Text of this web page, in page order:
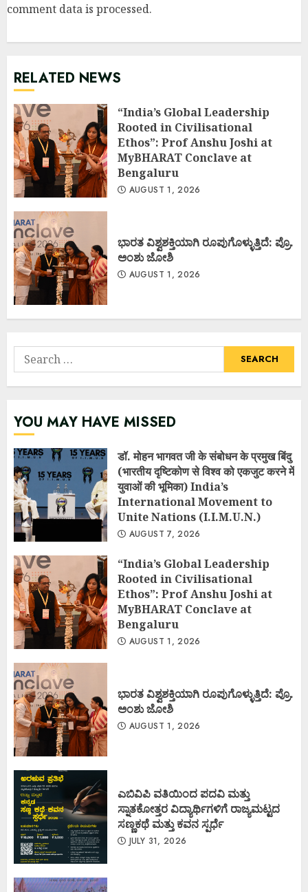
comment data is processed.
RELATED NEWS
“India’s Global Leadership
Rooted in Civilisational
Ethos”: Prof Anshu Joshi at
MyBHARAT Conclave at
Bengaluru
AUGUST 1, 2026
ಭಾರತ ವಿಶ್ವಶಕ್ತಿಯಾಗಿ ರೂಪುಗೊಳ್ಳುತ್ತಿದೆ: ಪ್ರೊ.
ಅಂಶು ಜೋಶಿ
AUGUST 1, 2026
Search
for:
YOU MAY HAVE MISSED
डॉ. मोहन भागवत जी के संबोधन के प्रमुख बिंदु
(भारतीय दृष्टिकोण से विश्व को एकजुट करने में
युवाओं की भूमिका) India’s
International Movement to
Unite Nations (I.I.M.U.N.)
AUGUST 7, 2026
“India’s Global Leadership
Rooted in Civilisational
Ethos”: Prof Anshu Joshi at
MyBHARAT Conclave at
Bengaluru
AUGUST 1, 2026
ಭಾರತ ವಿಶ್ವಶಕ್ತಿಯಾಗಿ ರೂಪುಗೊಳ್ಳುತ್ತಿದೆ: ಪ್ರೊ.
ಅಂಶು ಜೋಶಿ
AUGUST 1, 2026
ಎಬಿವಿಪಿ ವತಿಯಿಂದ ಪದವಿ ಮತ್ತು
ಸ್ನಾತಕೋತ್ತರ ವಿದ್ಯಾರ್ಥಿಗಳಿಗೆ ರಾಜ್ಯಮಟ್ಟದ
ಸಣ್ಣಕಥೆ ಮತ್ತು ಕವನ ಸ್ಪರ್ಧೆ
JULY 31, 2026